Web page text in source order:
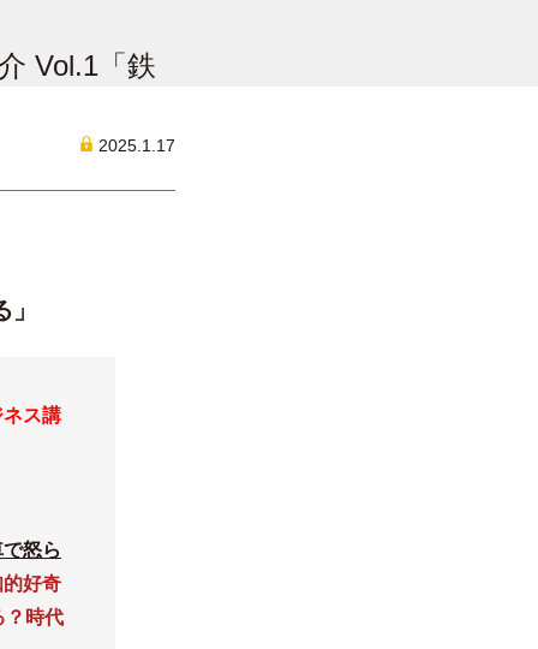
Vol.1「鉄
2025.1.17
ス講
怒ら
好奇
？時代